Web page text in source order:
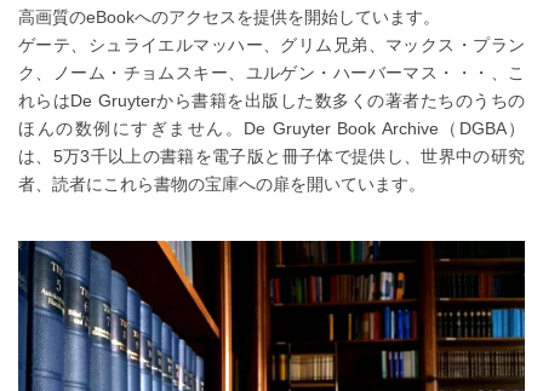
高画質のeBookへのアクセスを提供を開始しています。
ゲーテ、シュライエルマッハー、グリム兄弟、マックス・プラン
ク、ノーム・チョムスキー、ユルゲン・ハーバーマス・・・、こ
れらはDe Gruyterから書籍を出版した数多くの著者たちのうちの
ほんの数例にすぎません。De Gruyter Book Archive（DGBA）
は、5万3千以上の書籍を電子版と冊子体で提供し、世界中の研究
者、読者にこれら書物の宝庫への扉を開いています。